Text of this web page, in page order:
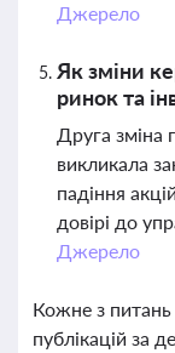
Джерело
Як зміни
ринок та
Друга зміна
викликала
падіння
довірі до
Джерело
Кожне з
публікацій за